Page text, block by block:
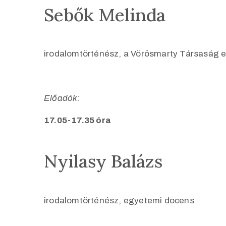
Sebők Melinda
irodalomtörténész, a Vörösmarty Társaság
Előadók:
17.05-17.35 óra
Nyilasy Balázs
irodalomtörténész, egyetemi docens